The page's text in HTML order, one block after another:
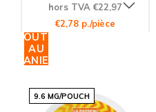
hors TVA €22,97
€2,78 p./pièce
AJOUTER
AU
PANIER
9.6 MG/POUCH